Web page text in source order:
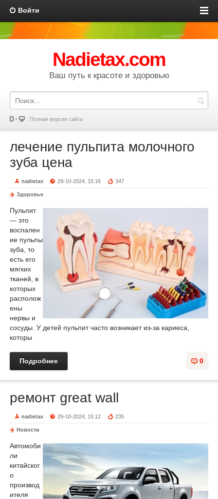
Войти
Nadietax.com
Ваш путь к красоте и здоровью
Полная версия сайта
лечение пульпита молочного
зуба цена
nadietax 29-10-2024, 15:16 347
Здоровье
Пульпит
— это
воспален
ие пульпы
зуба, то
есть его
мягких
тканей, в
которых
располож
ены
нервы и
сосуды. У детей пульпит часто возникает из-за кариеса,
которы
0
Подробнее
ремонт great wall
nadietax 29-10-2024, 15:12 235
Новости
Автомоби
ли
китайског
о
производ
ителя